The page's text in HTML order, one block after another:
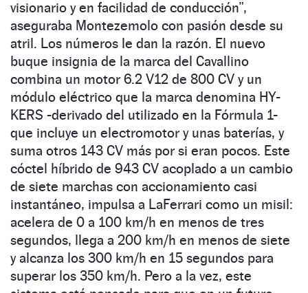
visionario y en facilidad de conducción”,
aseguraba Montezemolo con pasión desde su
atril. Los números le dan la razón. El nuevo
buque insignia de la marca del Cavallino
combina un motor 6.2 V12 de 800 CV y un
módulo eléctrico que la marca denomina HY-
KERS -derivado del utilizado en la Fórmula 1-
que incluye un electromotor y unas baterías, y
suma otros 143 CV más por si eran pocos. Este
cóctel híbrido de 943 CV acoplado a un cambio
de siete marchas con accionamiento casi
instantáneo, impulsa a LaFerrari como un misil:
acelera de 0 a 100 km/h en menos de tres
segundos, llega a 200 km/h en menos de siete
y alcanza los 300 km/h en 15 segundos para
superar los 350 km/h. Pero a la vez, este